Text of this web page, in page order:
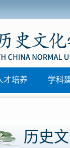
历史文化学
区)联动教研
才培养 学科
历史